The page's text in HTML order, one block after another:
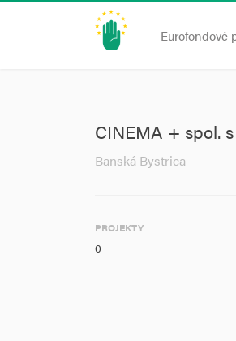
Eurofondové
CINEMA + spol. s
Banská Bystrica
PROJEKTY
0